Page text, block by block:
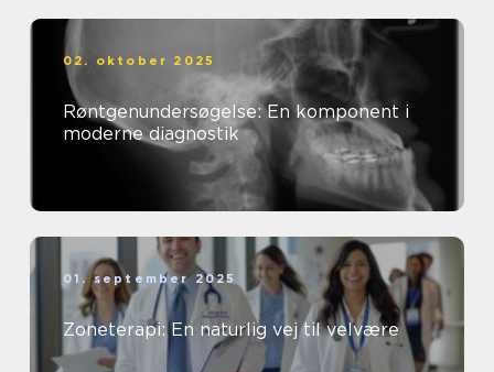
02. oktober 2025
Røntgenundersøgelse: En komponent i
moderne diagnostik
01. september 2025
Zoneterapi: En naturlig vej til velvære